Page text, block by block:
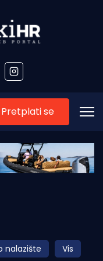
Pretplati se
nalazište Vis